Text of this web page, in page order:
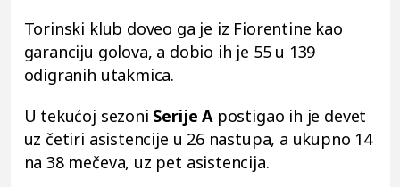
Torinski klub doveo ga je iz Fiorentine kao
garanciju golova, a dobio ih je 55 u 139
odigranih utakmica.
U tekućoj sezoni Serije Apostigao ih je devet
uz četiri asistencije u 26 nastupa, a ukupno 14
na 38 mečeva, uz pet asistencija.